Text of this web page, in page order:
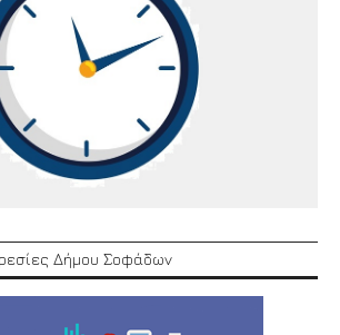
Δήμου Σοφάδων